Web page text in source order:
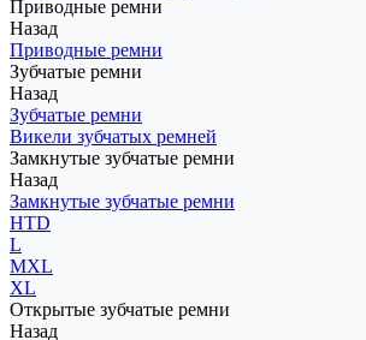
Приводные ремни
Назад
Приводные ремни
Зубчатые ремни
Назад
Зубчатые ремни
Викели зубчатых ремней
Замкнутые зубчатые ремни
Назад
Замкнутые зубчатые ремни
HTD
L
MXL
XL
Открытые зубчатые ремни
Назад